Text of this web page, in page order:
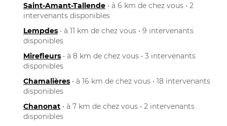
Saint-Amant-Tallende • à 6 km de chez vous • 2
intervenants disponibles
Lempdes • à 11 km de chez vous • 9 intervenants
disponibles
Mirefleurs • à 8 km de chez vous • 3 intervenants
disponibles
Chamalières • à 16 km de chez vous • 18 intervenants
disponibles
Chanonat • à 7 km de chez vous • 2 intervenants
disponibles